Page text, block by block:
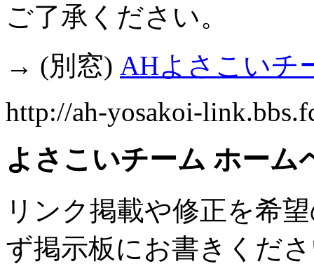
ご了承ください。
→ (別窓) AHよさこいチ
http://ah-yosakoi-
よさこいチーム ホーム
リンク掲載や修正を希
ず掲示板にお書きくだ